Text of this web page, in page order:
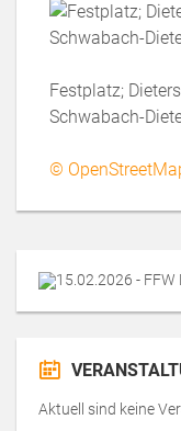
Festplatz;
Schwabach-
©
Aktuell sind keine